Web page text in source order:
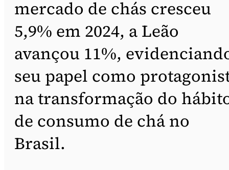
mercado de chás cresceu
5,9% em 2024, a Leão
avançou 11%,
seu papel como
na transformação do
de consumo de chá no
Brasil.